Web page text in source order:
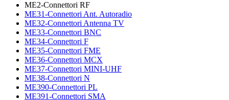
ME2-Connettori RF
ME31-Connettori Ant. Autoradio
ME32-Connettori Antenna TV
ME33-Connettori BNC
ME34-Connettori F
ME35-Connettori FME
ME36-Connettori MCX
ME37-Connettori MINI-UHF
ME38-Connettori N
ME390-Connettori PL
ME391-Connettori SMA